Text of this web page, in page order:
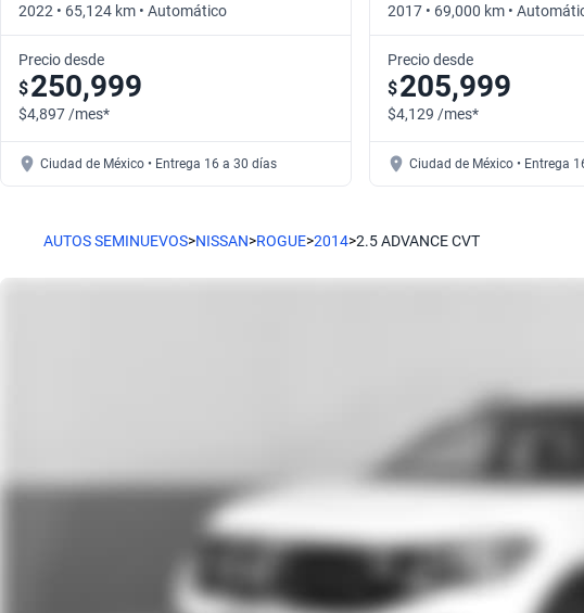
2022 • 65,124 km • Automático
Precio desde
$250,999
$4,897 /mes*
Ciudad de México • Entrega 16 a 30 días
2017 • 69,000 km •
Precio desde
$205,999
$4,129 /mes*
Ciudad de México • Entrega
AUTOS SEMINUEVOS>NISSAN>ROGUE>2014>2.5 ADVANCE CVT